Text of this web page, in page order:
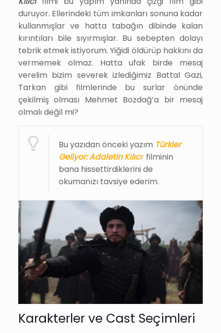
duruyor. Ellerindeki tüm imkanları sonuna kadar
kullanmışlar ve hatta tabağın dibinde kalan
kırıntıları bile sıyırmışlar. Bu sebepten dolayı
tebrik etmek istiyorum. Yiğidi öldürüp hakkını da
vermemek olmaz. Hatta ufak birde mesaj
verelim bizim severek izlediğimiz Battal Gazi,
Tarkan gibi filmlerinde bu surlar önünde
çekilmiş olması Mehmet Bozdağ’a bir mesaj
olmalı değil mi?
Bu yazıdan önceki yazım Türkler
Geliyor: Adaletin Kılıcıfilminin
bana hissettirdiklerini de
okumanızı tavsiye ederim.
Karakterler ve Cast Seçimleri